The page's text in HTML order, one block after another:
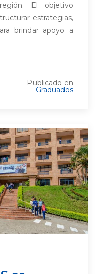
El objetivo
estrategias,
brindar apoyo a
Publicado en
Graduados